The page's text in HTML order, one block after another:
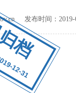
档
12-31
发布时间：